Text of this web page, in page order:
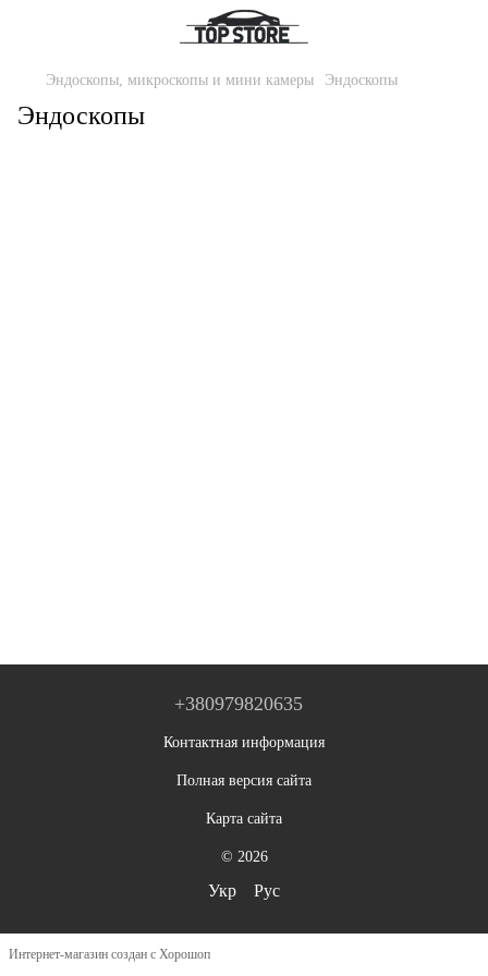
Эндоскопы, микроскопы и мини камеры Эндоскопы
Эндоскопы
+380979820635
Контактная информация
Полная версия сайта
Карта сайта
© 2026
Укр Рус
Интернет-магазин создан с Хорошоп